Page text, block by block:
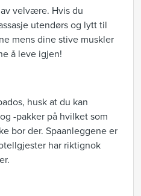
velvære. Hvis du
utendørs og lytt til
mens dine stive muskler
å leve igjen!
husk at du kan
-pakker på hvilket som
bor der. Spaanleggene er
har riktignok